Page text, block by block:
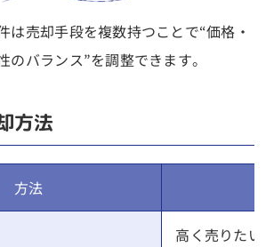
は売却手段を複数持つことで“価格・
のバランス”を調整できます。
方法
方法
高く売りたい